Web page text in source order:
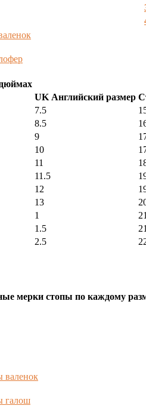
UK Английский размер
7.5
8.5
9
10
11
11.5
12
13
1 21
1.5
2.5
мерки стопы по каждому